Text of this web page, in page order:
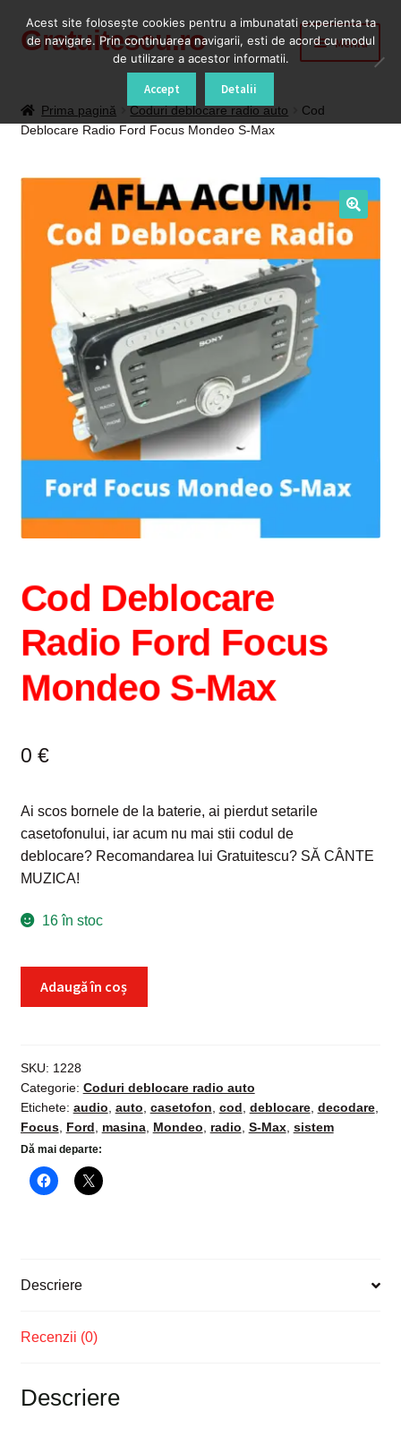
Sari
Sari
Gratuitescu.ro Meniu
Blog
Cod Deblocare Radio, Decodare Casetofon Auto
Contact
Contul meu
Despre
Intrebari si raspunsuri
Magazin
Privacy Policy
Prima pagină Coduri deblocare radio auto
Cod
Deblocare Radio Ford Focus Mondeo S-Max
Cod Deblocare
Radio Ford Focus
Mondeo S-Max
0 €
Ai scos bornele de la baterie, ai pierdut setarile
casetofonului, iar acum nu mai stii codul de
deblocare? Recomandarea lui Gratuitescu? SĂ CÂNTE
MUZICA!
16 în stoc
Ford
Focus
Mondeo
S-
Max
Adaugă în coș
SKU: 1228
Categorie: Coduri deblocare radio auto
Etichete: audio auto casetofon cod deblocare, decodare,
Focus, Ford masina, Mondeo radio S-Max, sistem
Dă mai departe:
Descriere
Recenzii (0)
Descriere
Acest site foloseşte cookies pentru a imbunatati experienta ta
de navigare. Prin continuarea navigarii, esti de acord cu modul
de utilizare a acestor informatii.
Accept Detalii